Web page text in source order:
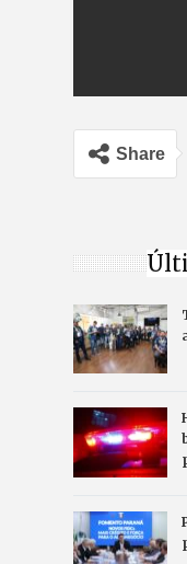
Share